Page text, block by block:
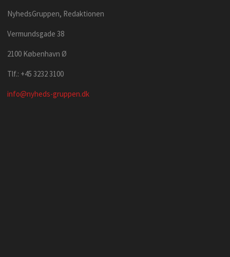
NyhedsGruppen, Redaktionen
Vermundsgade 38
2100 København Ø
Tlf.: +45 3232 3100
info@nyheds-gruppen.dk